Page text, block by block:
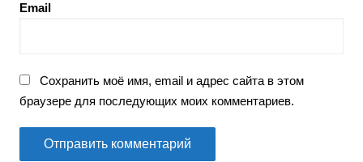
Email
Сохранить моё имя, email и адрес сайта в этом
браузере для последующих моих комментариев.